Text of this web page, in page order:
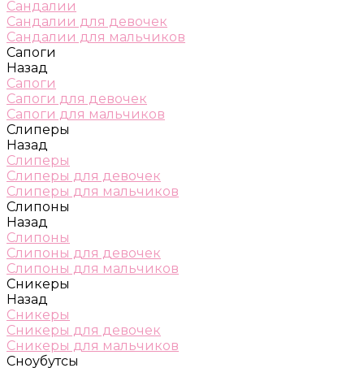
Сандалии
Сандалии для девочек
Сандалии для мальчиков
Сапоги
Назад
Сапоги
Сапоги для девочек
Сапоги для мальчиков
Слиперы
Назад
Слиперы
Слиперы для девочек
Слиперы для мальчиков
Слипоны
Назад
Слипоны
Слипоны для девочек
Слипоны для мальчиков
Сникеры
Назад
Сникеры
Сникеры для девочек
Сникеры для мальчиков
Сноубутсы